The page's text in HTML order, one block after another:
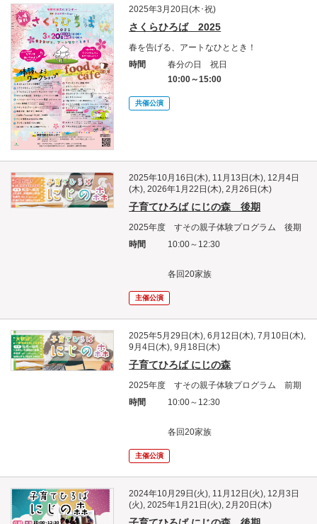
2025年3月20日(木･祝)
さくらひろば 2025
春を告げる、アートなひととき！
時間
春分の日 祝日
10:00～15:00
共催公演
2025年10月16日(木), 11月13日(木), 12月4日
(木), 2026年1月22日(木), 2月26日(木)
子育てひろば にじの森 後期
2025年度 すその親子体験プログラム 後期
時間
10:00～12:30
各回20家族
主催公演
2025年5月29日(木), 6月12日(木), 7月10日(木),
9月4日(木), 9月18日(木)
子育てひろば にじの森
2025年度 すその親子体験プログラム 前期
時間
10:00～12:30
各回20家族
主催公演
2024年10月29日(火), 11月12日(火), 12月3日
(火), 2025年1月21日(火), 2月20日(木)